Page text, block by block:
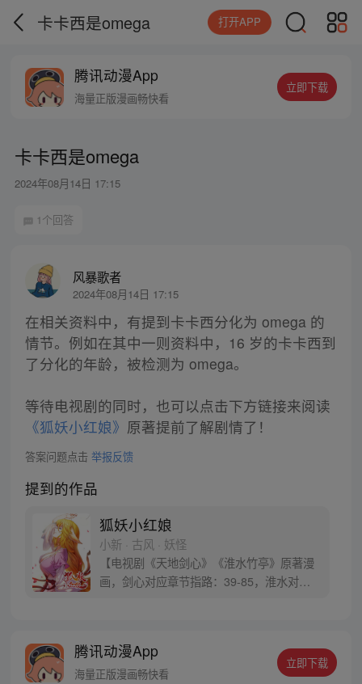
卡卡西是omega 打开APP
腾讯动漫App
海量正版漫画畅快看
立即下载
卡卡西是omega
2024年08月14日 17:15
1个回答
风暴歌者
2024年08月14日 17:15
在相关资料中，有提到卡卡西分化为 omega 的
情节。例如在其中一则资料中，16 岁的卡卡西到
了分化的年龄，被检测为 omega。
等待电视剧的同时，也可以点击下方链接来阅读
《狐妖小红娘》 原著提前了解剧情了！
答案问题点击 举报反馈
提到的作品
狐妖小红娘
小新 · 古风 · 妖怪
【电视剧《天地剑心》《淮水竹亭》原著漫
画，剑心对应章节指路：39-85，淮水对应
腾讯动漫App
海量正版漫画畅快看
立即下载